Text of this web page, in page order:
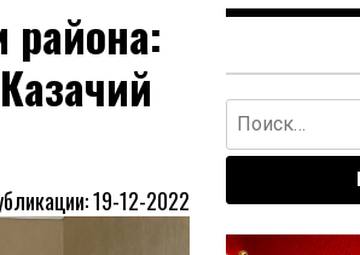
района:
19-12-2022
Найти: